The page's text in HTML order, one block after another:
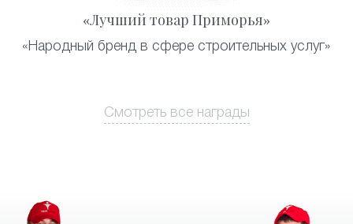
«Лучший товар Приморья»
«Народный бренд в сфере строительных услуг»
Смотреть все награды